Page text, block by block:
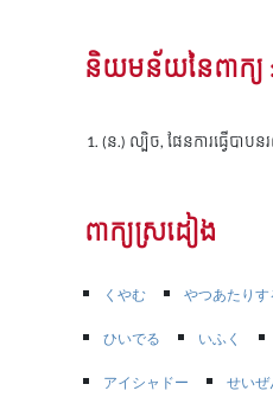
និយមន័យនៃពាក្យ
(ន.) ល្បិច, ផែនការធ្វើបាបន
ពាក្យស្រដៀង
くやむ やつあたりす
ひいでる
いふく
アイシャドー
せいぜ